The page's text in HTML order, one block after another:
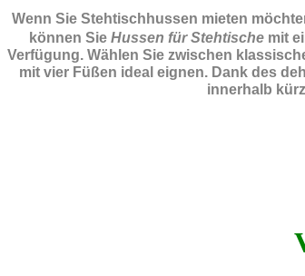
Wenn Sie Stehtischhussen mieten
können Sie Hussen für Stehtischemit
Verfügung. Wählen Sie zwischen
mit vier Füßen ideal eignen. Dank des
innerhalb